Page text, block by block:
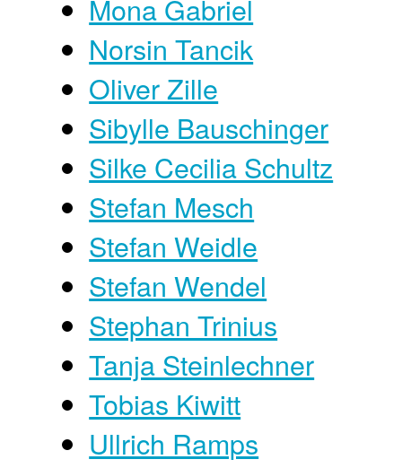
Mona Gabriel
Norsin Tancik
Oliver Zille
Sibylle Bauschinger
Silke Cecilia Schultz
Stefan Mesch
Stefan Weidle
Stefan Wendel
Stephan Trinius
Tanja Steinlechner
Tobias Kiwitt
Ullrich Ramps